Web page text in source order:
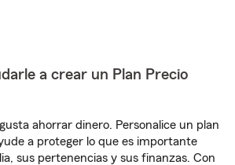
a crear un Plan Precio
ahorrar dinero. Personalice un plan
a proteger lo que es importante
sus pertenencias y sus finanzas. Con